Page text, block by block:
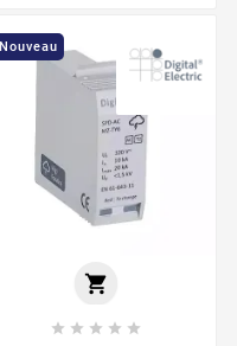
Nouveau

    